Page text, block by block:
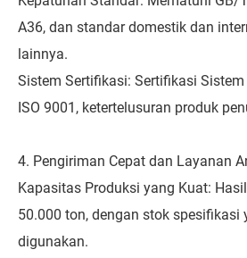
A36, dan standar domestik dan
lainnya.
Sistem Sertifikasi: Sertifikasi
ISO 9001, ketertelusuran produk
4. Pengiriman Cepat dan Layanan
Kapasitas Produksi yang Kuat:
50.000 ton, dengan stok spesifikasi
digunakan.